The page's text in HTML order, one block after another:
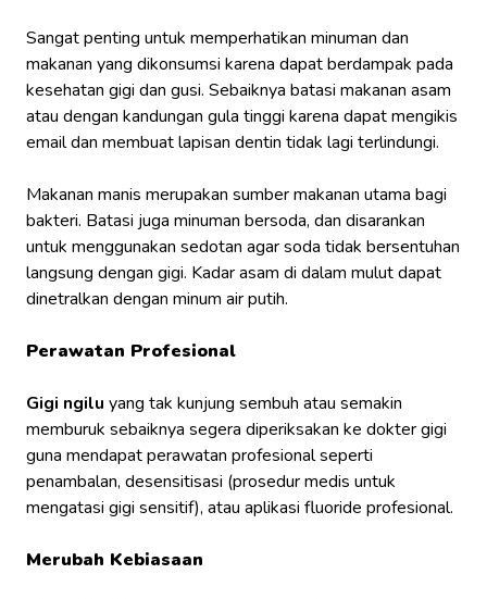
Sangat penting untuk memperhatikan minuman dan
makanan yang dikonsumsi karena dapat berdampak pada
kesehatan gigi dan gusi. Sebaiknya batasi makanan asam
atau dengan kandungan gula tinggi karena dapat mengikis
email dan membuat lapisan dentin tidak lagi terlindungi.
Makanan manis merupakan sumber makanan utama bagi
bakteri. Batasi juga minuman bersoda, dan disarankan
untuk menggunakan sedotan agar soda tidak bersentuhan
langsung dengan gigi. Kadar asam di dalam mulut dapat
dinetralkan dengan minum air putih.
Perawatan Profesional
Gigi ngilu yang tak kunjung sembuh atau semakin
memburuk sebaiknya segera diperiksakan ke dokter gigi
guna mendapat perawatan profesional seperti
penambalan, desensitisasi (prosedur medis untuk
mengatasi gigi sensitif), atau aplikasi fluoride profesional.
Merubah Kebiasaan